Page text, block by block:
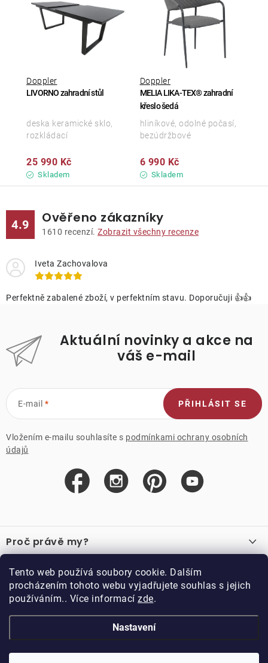
Tento web používá soubory cookie. Dalším
procházením tohoto webu vyjadřujete souhlas s jejich
používáním.. Více informací zde.
Nastavení
LIVORNO zahradní stůl
Doppler
Skladem
25 990 Kč
deska keramické sklo,
rozkládací
MELIA LIKA-TEX® zahradní
křeslo šedá
Doppler
Skladem
6 990 Kč
hliníkové, odolné počasí,
bezúdržbové
4.9 Ověřeno zákazníky
1610 recenzí. Zobrazit všechny recenze
Iveta Zachovalova
Perfektně zabalené zboží, v perfektním stavu. Doporučuji 👍👍
Aktuální novinky a akce na
váš e-mail
E-mail
Vložením e-mailu souhlasíte s podmínkami ochrany osobních
údajů
PŘIHLÁSIT SE
á
p
a
Proč právě my?
Recenze
Důležité odkazy
Velkoobchod
Vzorková prodejna
Kariéra
Blog
O nákupu
Obchodní podmínky
Podmínky věrnostního programu
Doppler CZ spol. s.r.o.,